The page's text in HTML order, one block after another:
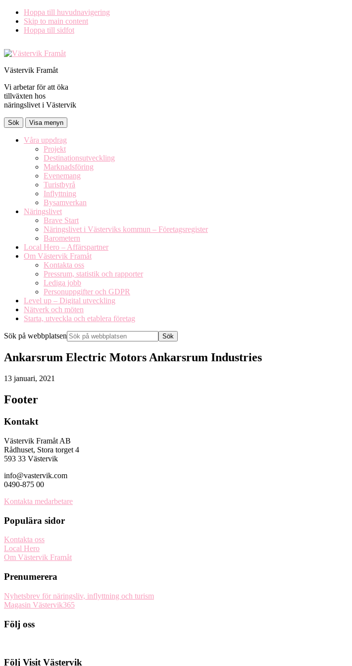
Hoppa till huvudnavigering
Skip to main content
Hoppa till sidfot
Västervik Framåt
Vi arbetar för att öka
tillväxten hos
näringslivet i Västervik
Sök Visa menyn
Våra uppdrag
Projekt
Destinationsutveckling
Marknadsföring
Evenemang
Turistbyrå
Inflyttning
Bysamverkan
Näringslivet
Brave Start
Näringslivet i Västerviks kommun – Företagsregister
Barometern
Local Hero – Affärspartner
Om Västervik Framåt
Kontakta oss
Pressrum, statistik och rapporter
Lediga jobb
Personuppgifter och GDPR
Level up – Digital utveckling
Nätverk och möten
Starta, utveckla och etablera företag
Sök på webbplatsen
Ankarsrum Electric Motors Ankarsrum Industries
13 januari, 2021
Footer
Kontakt
Västervik Framåt AB
Rådhuset, Stora torget 4
593 33 Västervik
info@vastervik.com
0490-875 00
Kontakta medarbetare
Populära sidor
Kontakta oss
Local Hero
Om Västervik Framåt
Prenumerera
Nyhetsbrev för näringsliv, inflyttning och turism
Magasin Västervik365
Följ oss
Följ Visit Västervik